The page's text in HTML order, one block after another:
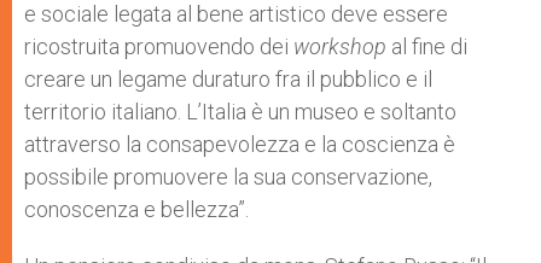
e sociale legata al bene artistico deve essere
ricostruita promuovendo dei workshop al fine di
creare un legame duraturo fra il pubblico e il
territorio italiano. L’Italia è un museo e soltanto
attraverso la consapevolezza e la coscienza è
possibile promuovere la sua conservazione,
conoscenza e bellezza”.